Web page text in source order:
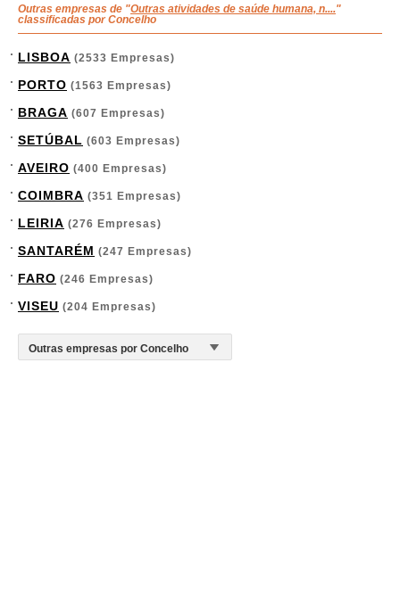
Outras empresas de "Outras atividades de saúde humana, n...."
classificadas por Concelho
LISBOA (2533 Empresas)
PORTO (1563 Empresas)
BRAGA (607 Empresas)
SETÚBAL (603 Empresas)
AVEIRO (400 Empresas)
COIMBRA (351 Empresas)
LEIRIA (276 Empresas)
SANTARÉM (247 Empresas)
FARO (246 Empresas)
VISEU (204 Empresas)